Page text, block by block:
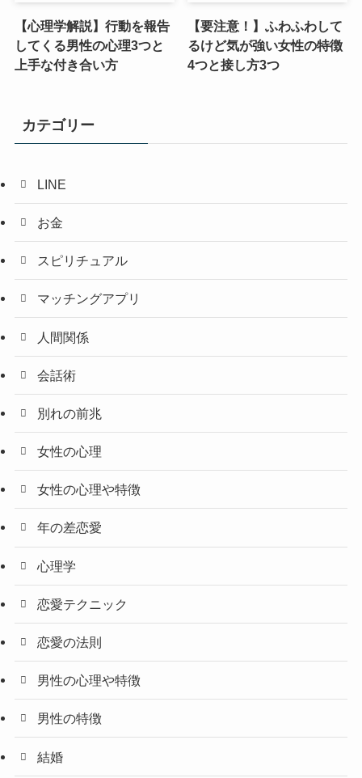
【心理学解説】行動を報告
してくる男性の心理3つと
上手な付き合い方
【要注意！】ふわふわして
るけど気が強い女性の特徴
4つと接し方3つ
カテゴリー
LINE
お金
スピリチュアル
マッチングアプリ
人間関係
会話術
別れの前兆
女性の心理
女性の心理や特徴
年の差恋愛
心理学
恋愛テクニック
恋愛の法則
男性の心理や特徴
男性の特徴
結婚